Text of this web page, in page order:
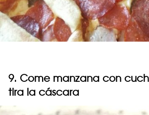
9. Come manzana con
tira la cáscara